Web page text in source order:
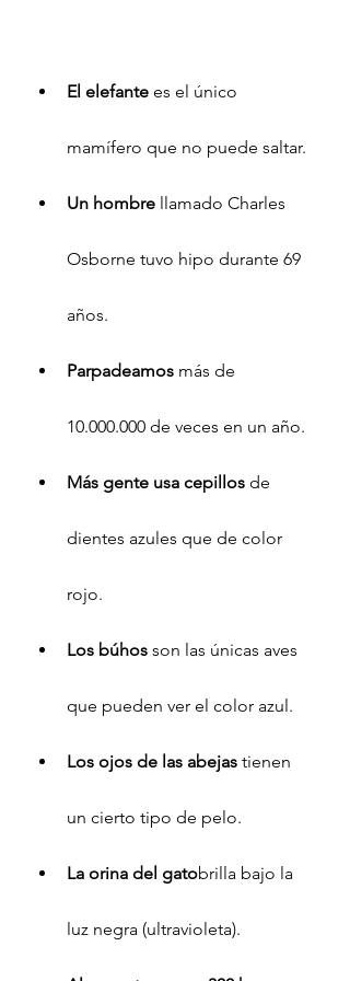
El elefante es el único
mamífero que no puede saltar.
Un hombre llamado Charles
Osborne tuvo hipo durante 69
años.
Parpadeamos más de
10.000.000 de veces en un año.
Más gente usa cepillos de
dientes azules que de color
rojo.
Los búhos son las únicas aves
que pueden ver el color azul.
Los ojos de las abejas tienen
un cierto tipo de pelo.
La orina del gatobrilla bajo la
luz negra (ultravioleta).